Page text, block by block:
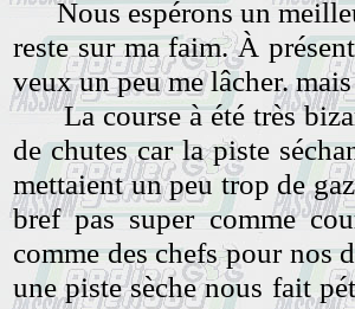
Nous espérons un
reste sur ma faim. À
veux un peu me lâcher.
La course à été très
de chutes car la piste
mettaient un peu trop de
bref pas super comme
comme des chefs pour nos
une piste sèche nous fait